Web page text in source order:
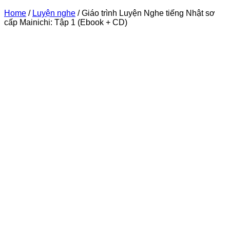
Home / Luyện nghe / Giáo trình Luyện Nghe tiếng Nhật sơ
cấp Mainichi: Tập 1 (Ebook + CD)